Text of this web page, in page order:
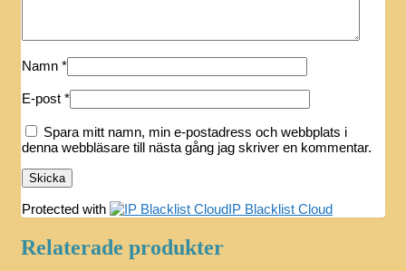
Namn *
E-post *
Spara mitt namn, min e-postadress och webbplats i
denna webbläsare till nästa gång jag skriver en kommentar.
Protected with IP Blacklist Cloud
Relaterade produkter